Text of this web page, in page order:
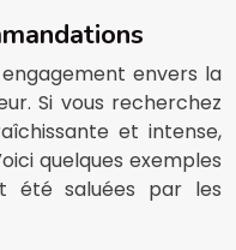
envers la
Si vous recherchez
et intense,
quelques exemples
été saluées par les